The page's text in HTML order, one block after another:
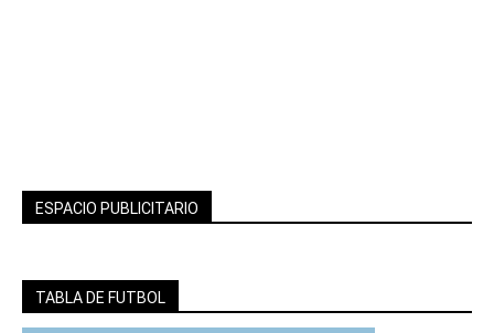
ESPACIO PUBLICITARIO
TABLA DE FUTBOL